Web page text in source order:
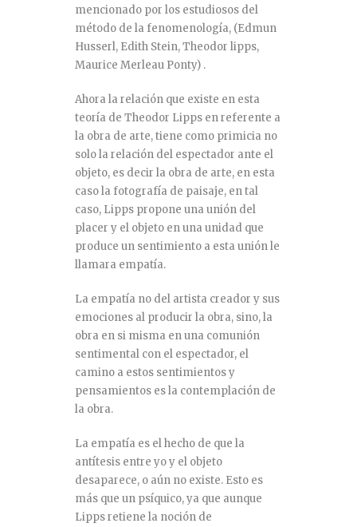
mencionado por los estudiosos del
método de la fenomenología, (Edmun
Husserl, Edith Stein, Theodor lipps,
Maurice Merleau Ponty) .
Ahora la relación que existe en esta
teoría de Theodor Lipps en referente a
la obra de arte, tiene como primicia no
solo la relación del espectador ante el
objeto, es decir la obra de arte, en esta
caso la fotografía de paisaje, en tal
caso, Lipps propone una unión del
placer y el objeto en una unidad que
produce un sentimiento a esta unión le
llamara empatía.
La empatía no del artista creador y sus
emociones al producir la obra, sino, la
obra en si misma en una comunión
sentimental con el espectador, el
camino a estos sentimientos y
pensamientos es la contemplación de
la obra.
La empatía es el hecho de que la
antítesis entre yo y el objeto
desaparece, o aún no existe. Esto es
más que un psíquico, ya que aunque
Lipps retiene la noción de